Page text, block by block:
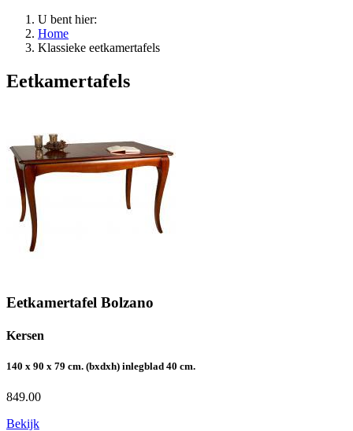
U bent hier:
Home
Klassieke eetkamertafels
Eetkamertafels
Eetkamertafel Bolzano
Kersen
140 x 90 x 79 cm. (bxdxh) inlegblad 40 cm.
849.00
Bekijk